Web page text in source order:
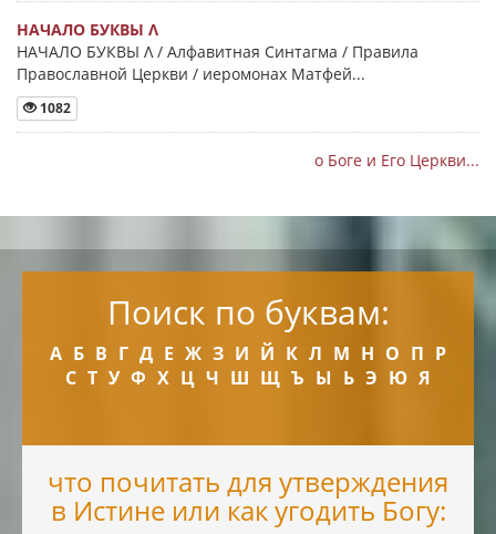
НАЧАЛО БУКВЫ Λ
НАЧАЛО БУКВЫ Λ / Алфавитная Синтагма / Правила
Православной Церкви / иеромонах Матфей...
1082
о Боге и Его Церкви...
Поиск по буквам:
А Б В Г Д Е Ж З И Й К Л М Н О П Р
С Т У Ф Х Ц Ч Ш Щ Ъ Ы Ь Э Ю Я
что почитать для утверждения
в Истине или как угодить Богу: